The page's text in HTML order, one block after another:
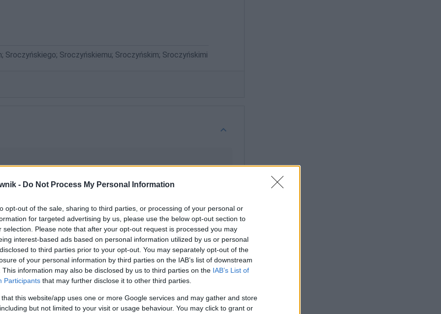
- Do Not Process My Personal Information
opt-out of the sale, sharing to third parties, or processing of your personal or
for targeted advertising by us, please use the below opt-out section to
selection. Please note that after your opt-out request is processed you may
interest-based ads based on personal information utilized by us or personal
to third parties prior to your opt-out. You may separately opt-out of the
of your personal information by third parties on the IAB’s list of downstream
This information may also be disclosed by us to third parties on the IAB’s List of
Participants that may further disclose it to other third parties.
that this website/app uses one or more Google services and may gather and store
but not limited to your visit or usage behaviour. You may click to grant or
Sroczyńskiego; Sroczyńskiemu; Sroczyńskim; Sroczyńskimi
z komentarzami)
(główne):imiona i nazwiska kobiet— ogólnie dostępna